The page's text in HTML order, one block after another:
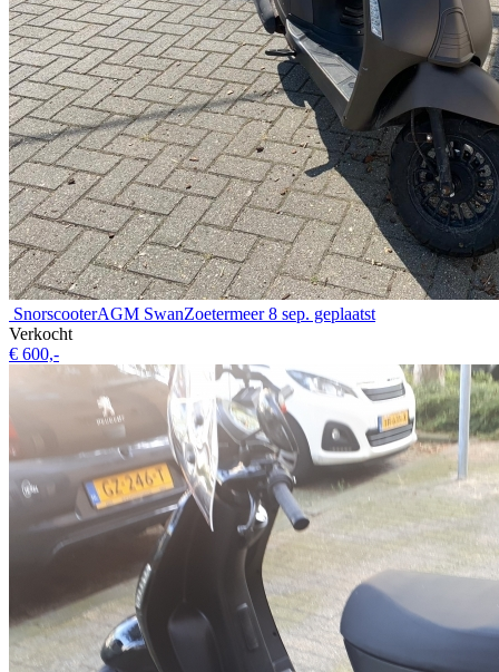
SnorscooterAGM SwanZoetermeer8 sep. geplaatst
Verkocht
€ 600,-